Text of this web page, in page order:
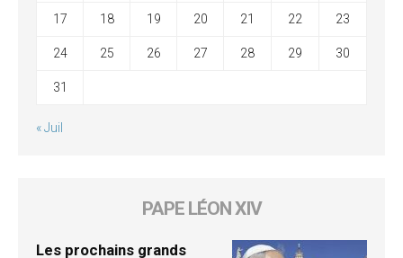
17 18 19 20 21 22 23
24 25 26 27 28 29 30
31
« Juil
PAPE LÉON XIV
Les prochains grands